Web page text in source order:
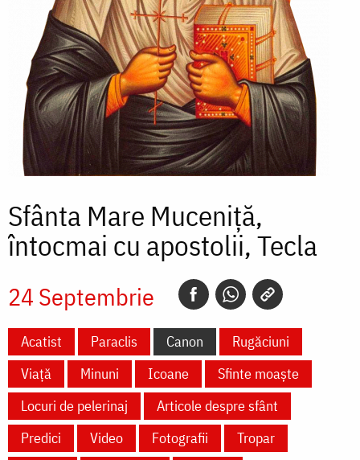
Sfânta Mare Muceniță,
întocmai cu apostolii, Tecla
24 Septembrie
Acatist Paraclis Canon
Rugăciuni
Viață
Minuni Icoane
Sfinte moaște
Locuri de pelerinaj
Articole despre sfânt
Predici
Video Fotografii
Tropar